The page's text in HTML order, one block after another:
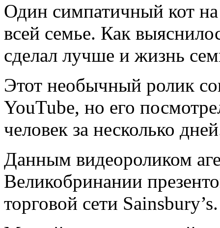
Один симпатичный кот
всей семье. Как
сделал лучше и жизнь
Этот необычный ролик
YouTube, но его
человек за несколько
Данным видеороликом
Великобринании
торговой сети Sainsbury’s.